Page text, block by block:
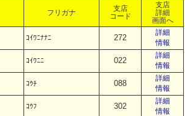
フリガナ
支店
コード
支店
詳細
画面へ
ｺｲﾜﾆﾅﾅﾆ 272
詳細
情報
ｺｲﾜﾆﾆ 022
詳細
情報
ｺｳﾁ 088
詳細
情報
ｺｳﾌ 302
詳細
情報